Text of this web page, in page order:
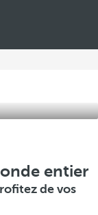
entier
de vos